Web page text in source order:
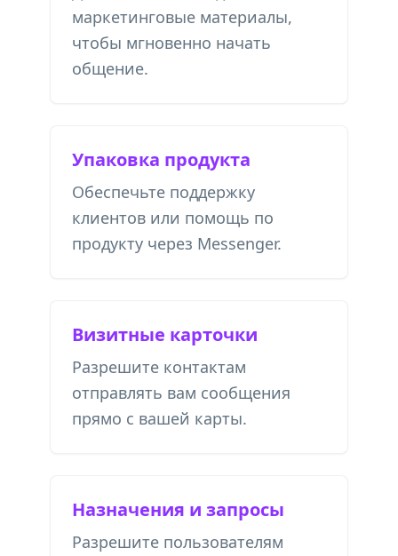
маркетинговые материалы,
чтобы мгновенно начать
общение.
Упаковка продукта
Обеспечьте поддержку
клиентов или помощь по
продукту через Messenger.
Визитные карточки
Разрешите контактам
отправлять вам сообщения
прямо с вашей карты.
Назначения и запросы
Разрешите пользователям